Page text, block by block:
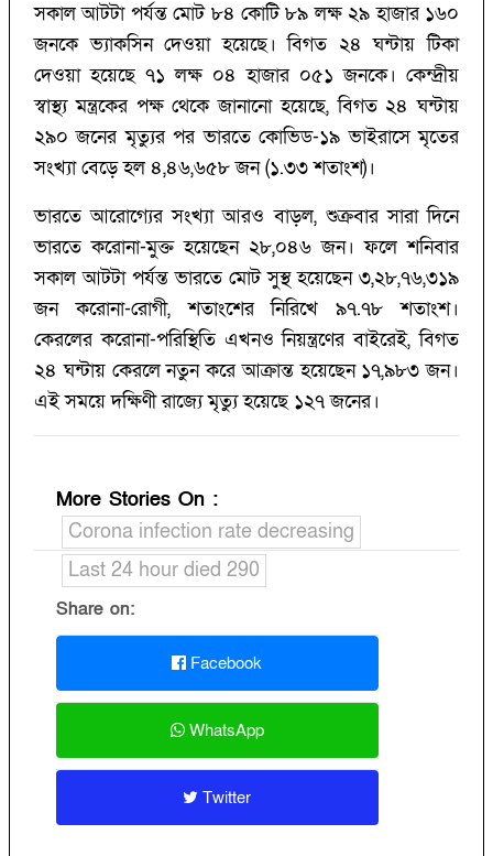
সকাল আটটা পর্যন্ত মোট ৮৪ কোটি ৮৯ লক্ষ ২৯ হাজার ১৬০
জনকে ভ্যাকসিন দেওয়া হয়েছে। বিগত ২৪ ঘন্টায় টিকা
দেওয়া হয়েছে ৭১ লক্ষ ০৪ হাজার ০৫১ জনকে। কেন্দ্রীয়
স্বাস্থ্য মন্ত্রকের পক্ষ থেকে জানানো হয়েছে, বিগত ২৪ ঘন্টায়
২৯০ জনের মৃত্যুর পর ভারতে কোভিড-১৯ ভাইরাসে মৃতের
সংখ্যা বেড়ে হল ৪,৪৬,৬৫৮ জন (১.৩৩ শতাংশ)।
ভারতে আরোগ্যের সংখ্যা আরও বাড়ল, শুক্রবার সারা দিনে
ভারতে করোনা-মুক্ত হয়েছেন ২৮,০৪৬ জন। ফলে শনিবার
সকাল আটটা পর্যন্ত ভারতে মোট সুস্থ হয়েছেন ৩,২৮,৭৬,৩১৯
জন করোনা-রোগী, শতাংশের নিরিখে ৯৭.৭৮ শতাংশ।
কেরলের করোনা-পরিস্থিতি এখনও নিয়ন্ত্রণের বাইরেই, বিগত
২৪ ঘন্টায় কেরলে নতুন করে আক্রান্ত হয়েছেন ১৭,৯৮৩ জন।
এই সময়ে দক্ষিণী রাজ্যে মৃত্যু হয়েছে ১২৭ জনের।
More Stories On :
Corona infection rate decreasing
Last 24 hour died 290
Share on:
Facebook
WhatsApp
Twitter